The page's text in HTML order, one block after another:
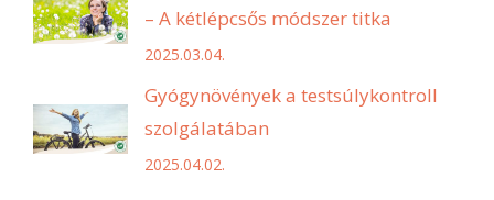
– A kétlépcsős módszer titka
2025.03.04.
Gyógynövények a testsúlykontroll
szolgálatában
2025.04.02.